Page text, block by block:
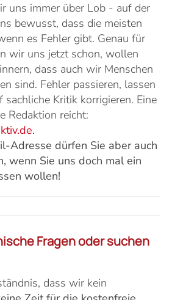
uns immer über Lob - auf der
bewusst, dass die meisten
es Fehler gibt. Genau für
wir uns jetzt schon, wollen
dass auch wir Menschen
sind. Fehler passieren, lassen
sachliche Kritik korrigieren. Eine
Redaktion reicht:
.
Adresse dürfen Sie aber auch
wenn Sie uns doch mal ein
wollen!
Fragen oder suchen
dass wir kein